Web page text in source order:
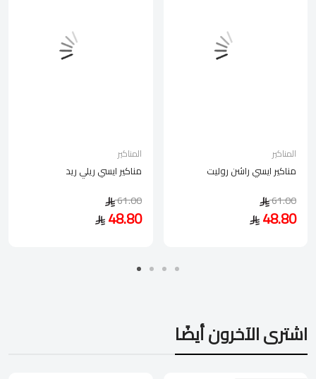
المناكير
مناكير ايسي ريلي ريد
61.00
48.80
المناكير
مناكير ايسي راشن روليت
61.00
48.80
اشترى الآخرون أيضًا